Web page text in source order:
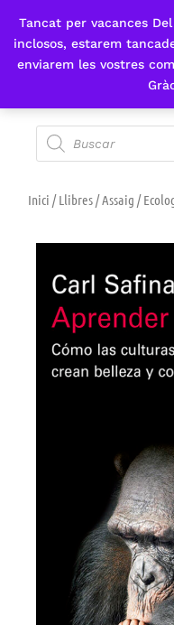
Tancat per vacances
inclosos, estarem
enviarem les vostres
Fes-te'n sòcia
Inici /Llibres/Assaig /